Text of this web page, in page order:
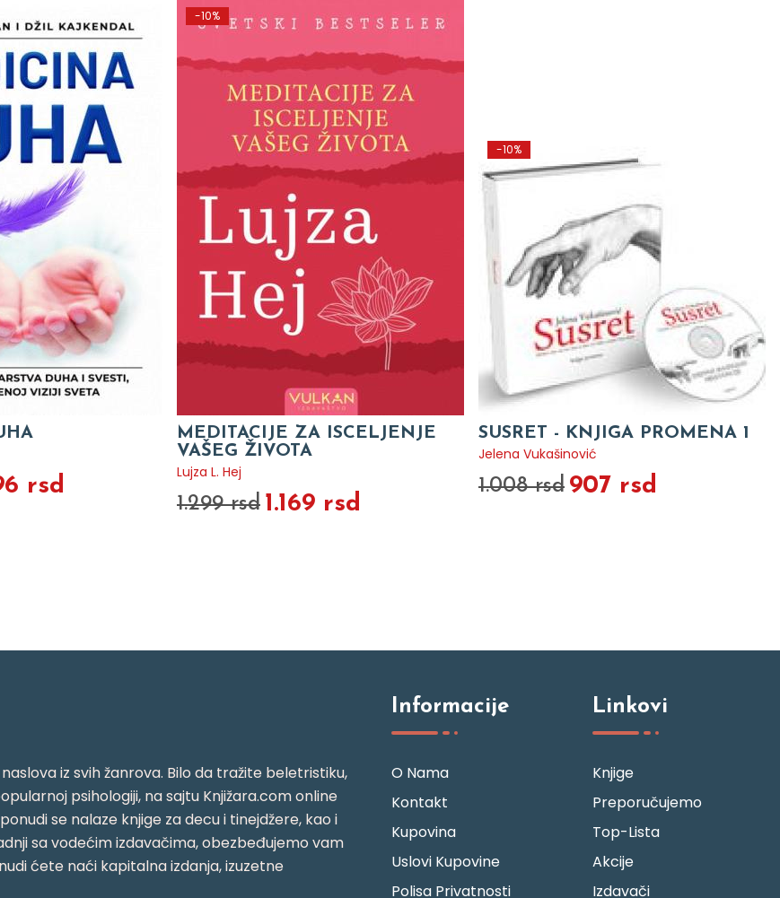
rsd
-10%
MEDITACIJE ZA ISCELJENJE
VAŠEG ŽIVOTA
Lujza L. Hej
1.299 rsd 1.169 rsd
-10%
SUSRET - KNJIGA PROMENA 1
Jelena Vukašinović
1.008 rsd 907 rsd
iz svih žanrova. Bilo da tražite beletristiku,
psihologiji, na sajtu Knjižara.com online
se nalaze knjige za decu i tinejdžere, kao i
sa vodećim izdavačima, obezbeđujemo vam
ćete naći kapitalna izdanja, izuzetne
Informacije
O Nama
Kontakt
Kupovina
Uslovi Kupovine
Polisa Privatnosti
Linkovi
Knjige
Preporučujemo
Top-Lista
Akcije
Izdavači